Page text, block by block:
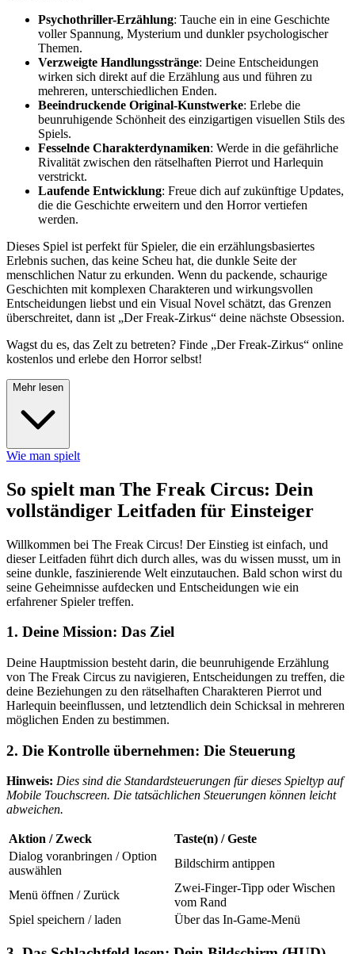
Psychothriller-Erzählung: Tauche ein in eine Geschichte
voller Spannung, Mysterium und dunkler psychologischer
Themen.
Verzweigte Handlungsstränge: Deine Entscheidungen
wirken sich direkt auf die Erzählung aus und führen zu
mehreren, unterschiedlichen Enden.
Beeindruckende Original-Kunstwerke: Erlebe die
beunruhigende Schönheit des einzigartigen visuellen Stils des
Spiels.
Fesselnde Charakterdynamiken: Werde in die gefährliche
Rivalität zwischen den rätselhaften Pierrot und Harlequin
verstrickt.
Laufende Entwicklung: Freue dich auf zukünftige Updates,
die die Geschichte erweitern und den Horror vertiefen
werden.
Dieses Spiel ist perfekt für Spieler, die ein erzählungsbasiertes
Erlebnis suchen, das keine Scheu hat, die dunkle Seite der
menschlichen Natur zu erkunden. Wenn du packende, schaurige
Geschichten mit komplexen Charakteren und wirkungsvollen
Entscheidungen liebst und ein Visual Novel schätzt, das Grenzen
überschreitet, dann ist „Der Freak-Zirkus“ deine nächste Obsession.
Wagst du es, das Zelt zu betreten? Finde „Der Freak-Zirkus“ online
kostenlos und erlebe den Horror selbst!
Mehr lesen
Wie man spielt
So spielt man The Freak Circus: Dein
vollständiger Leitfaden für Einsteiger
Willkommen bei The Freak Circus! Der Einstieg ist einfach, und
dieser Leitfaden führt dich durch alles, was du wissen musst, um in
seine dunkle, faszinierende Welt einzutauchen. Bald schon wirst du
seine Geheimnisse aufdecken und Entscheidungen wie ein
erfahrener Spieler treffen.
1. Deine Mission: Das Ziel
Deine Hauptmission besteht darin, die beunruhigende Erzählung
von The Freak Circus zu navigieren, Entscheidungen zu treffen, die
deine Beziehungen zu den rätselhaften Charakteren Pierrot und
Harlequin beeinflussen, und letztendlich dein Schicksal in mehreren
möglichen Enden zu bestimmen.
2. Die Kontrolle übernehmen: Die Steuerung
Hinweis: Dies sind die Standardsteuerungen für dieses Spieltyp auf
Mobile Touchscreen. Die tatsächlichen Steuerungen können leicht
abweichen.
Aktion / Zweck
Taste(n) / Geste
Dialog voranbringen / Option
auswählen
Bildschirm antippen
Menü öffnen / Zurück
Zwei-Finger-Tipp oder Wischen
vom Rand
Spiel speichern / laden
Über das In-Game-Menü